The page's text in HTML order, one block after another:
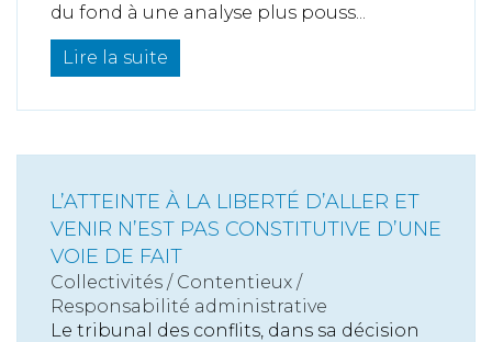
du fond à une analyse plus pouss...
Lire la suite
L’ATTEINTE À LA LIBERTÉ D’ALLER ET
VENIR N’EST PAS CONSTITUTIVE D’UNE
VOIE DE FAIT
Collectivités / Contentieux /
Responsabilité administrative
Le tribunal des conflits, dans sa décision